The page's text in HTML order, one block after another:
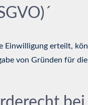
Einwilligung erteilt,
von Gründen für